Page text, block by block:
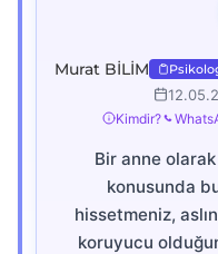
Murat BİLİM
Kimdir?
Bir anne
konusunda
hissetmeniz,
koruyucu